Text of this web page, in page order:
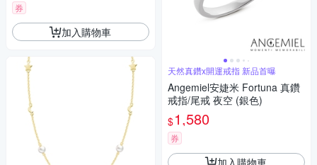
券
加入購物車
天然真鑽x開運戒指 新品首曝
Angemiel安婕米 Fortuna 真鑽
戒指/尾戒 夜空 (銀色)
$1,580
券
加入購物車